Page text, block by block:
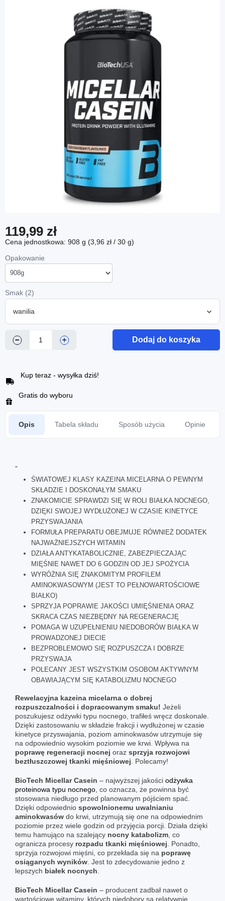
119,99 zł
Cena jednostkowa: 908 g (3,96 zł / 30 g)
Opakowanie
Smak (2)
wanilia
− + Dodaj do koszyka
Kup teraz - wysyłka dziś!
Gratis do wyboru
Opis Tabela składu Sposób użycia Opinie
"
ŚWIATOWEJ KLASY KAZEINA MICELARNA O PEWNYM
SKŁADZIE I DOSKONAŁYM SMAKU
ZNAKOMICIE SPRAWDZI SIĘ W ROLI BIAŁKA NOCNEGO,
DZIĘKI SWOJEJ WYDŁUŻONEJ W CZASIE KINETYCE
PRZYSWAJANIA
FORMUŁA PREPARATU OBEJMUJE RÓWNIEŻ DODATEK
NAJWAŻNIEJSZYCH WITAMIN
DZIAŁA ANTYKATABOLICZNIE, ZABEZPIECZAJĄC
MIĘŚNIE NAWET DO 6 GODZIN OD JEJ SPOŻYCIA
WYRÓŻNIA SIĘ ZNAKOMITYM PROFILEM
AMINOKWASOWYM (JEST TO PEŁNOWARTOŚCIOWE
BIAŁKO)
SPRZYJA POPRAWIE JAKOŚCI UMIĘŚNIENIA ORAZ
SKRACA CZAS NIEZBĘDNY NA REGENERACJĘ
POMAGA W UZUPEŁNIENIU NIEDOBORÓW BIAŁKA W
PROWADZONEJ DIECIE
BEZPROBLEMOWO SIĘ ROZPUSZCZA I DOBRZE
PRZYSWAJA
POLECANY JEST WSZYSTKIM OSOBOM AKTYWNYM
OBAWIAJĄCYM SIĘ KATABOLIZMU NOCNEGO
Rewelacyjna kazeina micelarna o dobrej
rozpuszczalności i dopracowanym smaku! Jeżeli
poszukujesz odżywki typu nocnego, trafiłeś wręcz doskonale.
Dzięki zastosowaniu w składzie frakcji i wydłużonej w czasie
kinetyce przyswajania, poziom aminokwasów utrzymuje się
na odpowiednio wysokim poziomie we krwi. Wpływa na
poprawę regeneracji nocnej oraz sprzyja rozwojowi
beztłuszczowej tkanki mięśniowej . Polecamy!
BioTech Micellar Casein – najwyższej jakości odżywka
proteinowa typu nocnego , co oznacza, że powinna być
stosowana niedługo przed planowanym pójściem spać.
Dzięki odpowiednio spowolnionemu uwalnianiu
aminokwasów do krwi, utrzymują się one na odpowiednim
poziomie przez wiele godzin od przyjęcia porcji. Działa dzięki
temu hamująco na szalejący nocny katabolizm , co
ogranicza procesy rozpadu tkanki mięśniowej . Ponadto,
sprzyja rozwojowi mięśni, co przekłada się na poprawę
osiąganych wyników . Jest to zdecydowanie jedno z
lepszych białek nocnych
BioTech Micellar Casein – producent zadbał nawet o
wartościowe witaminy, których niedobory są relatywnie